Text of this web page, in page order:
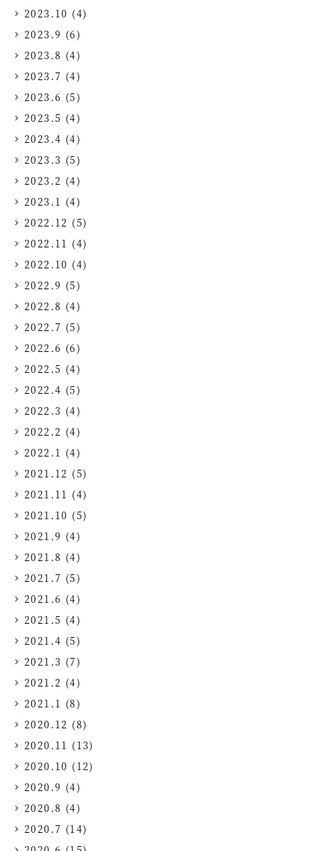
2023.10 (4)
2023.9 (6)
2023.8 (4)
2023.7 (4)
2023.6 (5)
2023.5 (4)
2023.4 (4)
2023.3 (5)
2023.2 (4)
2023.1 (4)
2022.12 (5)
2022.11 (4)
2022.10 (4)
2022.9 (5)
2022.8 (4)
2022.7 (5)
2022.6 (6)
2022.5 (4)
2022.4 (5)
2022.3 (4)
2022.2 (4)
2022.1 (4)
2021.12 (5)
2021.11 (4)
2021.10 (5)
2021.9 (4)
2021.8 (4)
2021.7 (5)
2021.6 (4)
2021.5 (4)
2021.4 (5)
2021.3 (7)
2021.2 (4)
2021.1 (8)
2020.12 (8)
2020.11 (13)
2020.10 (12)
2020.9 (4)
2020.8 (4)
2020.7 (14)